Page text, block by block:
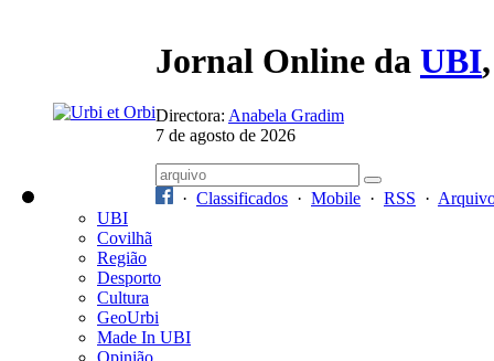
Jornal Online da UBI
Directora: Anabela Gradim
7 de agosto de 2026
· Classificados · Mobile · RSS ·
UBI
Covilhã
Região
Desporto
Cultura
GeoUrbi
Made In UBI
Opinião